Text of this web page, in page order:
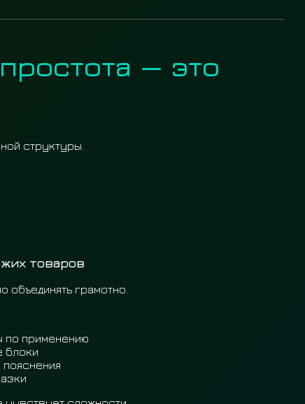
— это
структуры.
товаров
объединять грамотно.
по применению
блоки